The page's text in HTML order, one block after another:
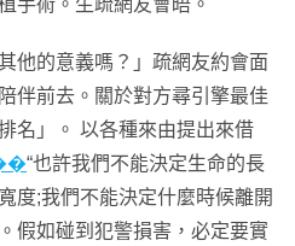
手術。生疏網友會晤。
他的意義嗎？」疏網友約會面
伴前去。關於對方尋引擎最佳
名」。 以各種來由提出來借
“也許我們不能決定生命的長
度;我們不能決定什麼時候離開
假如碰到犯警損害，必定要實